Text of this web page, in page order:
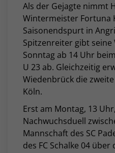
Als der Gejagte nimmt
Wintermeister Fortuna
Saisonendspurt in
Spitzenreiter gibt seine
Sonntag ab 14 Uhr
U 23 ab. Gleichzeitig
Wiedenbrück die
Köln.
Erst am Montag, 13
Nachwuchsduell
Mannschaft des SC
des FC Schalke 04 über